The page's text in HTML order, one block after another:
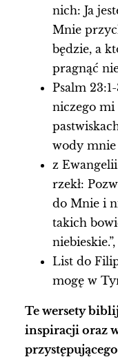
nich: Ja
Mnie
będzie, a
pragnąć
Psalm
niczego mi
wody mnie
z Ewangelii
rzekł:
do Mnie i
takich
niebieskie.”,
List do
mogę w
Te wersety
inspiracji oraz